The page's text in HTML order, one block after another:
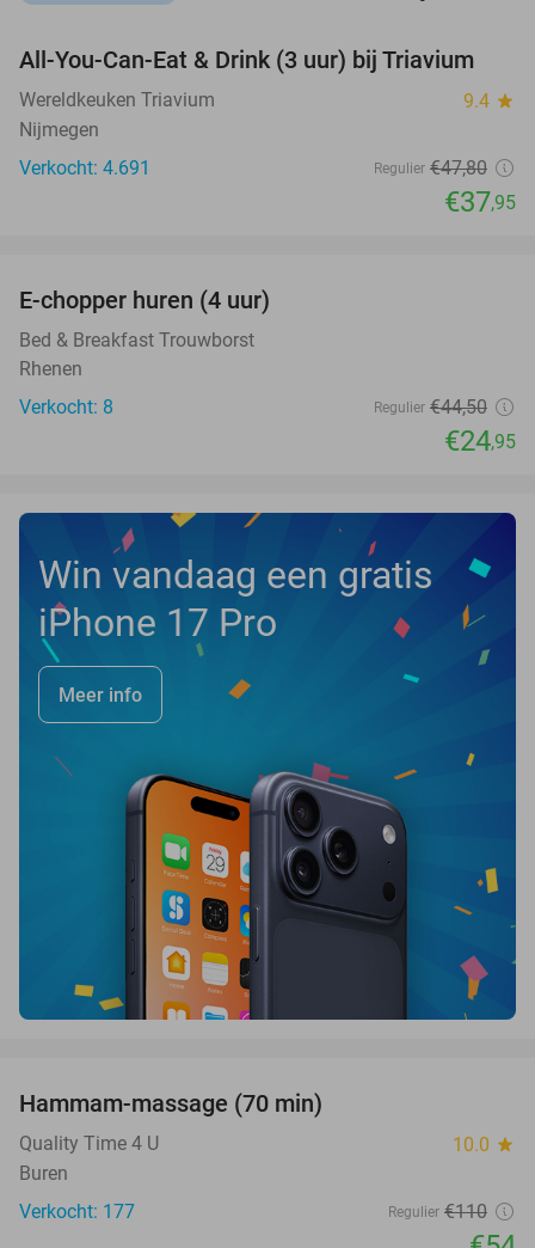
21%
All-You-Can-Eat & Drink (3 uur) bij Triavium
Wereldkeuken Triavium 9.4 star
Nijmegen
Verkocht: 4.691
Regulier €47,80
€37,95
NEW
TODAY
E-chopper huren (4 uur)
Bed & Breakfast Trouwborst
Rhenen
Verkocht: 8
Regulier €44,50
€24,95
Win vandaag een gratis
iPhone 17 Pro
Meer info
Hammam-massage (70 min)
Quality Time 4 U 10.0 star
Buren
Verkocht: 177
Regulier €110